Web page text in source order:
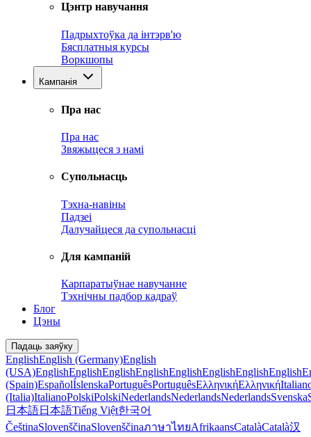
Цэнтр навучання
Падрыхтоўка да інтэрв'ю
Бясплатныя курсы
Воркшопы
Кампанія
Пра нас
Пра нас
Звяжыцеся з намі
Супольнасць
Тэхна-навіны
Падзеі
Далучайцеся да супольнасці
Для кампаній
Карпаратыўнае навучанне
Тэхнічны падбор кадраў
Блог
Цэны
Падаць заяўку
EnglishEnglish (Germany)English
(USA)EnglishEnglishEnglishEnglishEnglishEnglishEnglishEnglish
(Spain)EspañolÍslenskaPortuguêsPortuguêsΕλληνικήΕλληνική
(Italia)ItalianoPolskiPolskiNederlandsNederlandsNederlandsSvenska
日本語日本語Tiếng Việt한국어
ČeštinaSlovenščinaSlovenščinaภาษาไทยAfrikaansCatalàCatalà汉